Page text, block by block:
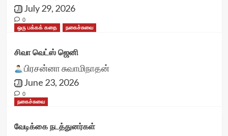
July 29, 2026
0
ஒரு பக்கக் கதை
நகைச்சுவை
சிவா வெட்ஸ் ஜெனி
பிரசன்னா சுவாமிநாதன்
June 23, 2026
0
நகைச்சுவை
வேடிக்கை நடத்துனர்கள்